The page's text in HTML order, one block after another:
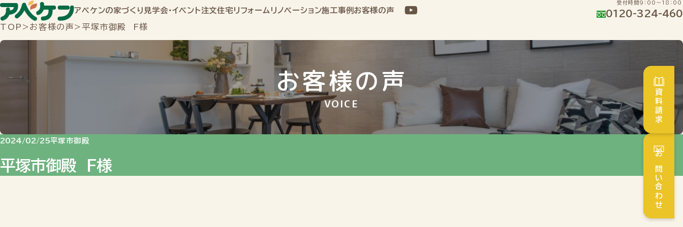
アベケンの家づくり 見学会・イベント注文住宅リフォーム リノベーション施工事例 お客様の声
受付時間9：00～18：00
0120-324-460
お問い合わせ
資料請求
TOP >お客様の声>平塚市御殿 F様
お客様の声
VOICE
2024/02/25平塚市御殿
平塚市御殿 F様